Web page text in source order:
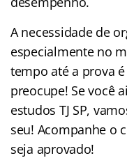
A necessidade de
especialmente no
tempo até a prova
preocupe! Se você
estudos TJ SP,
seu! Acompanhe o
seja aprovado!